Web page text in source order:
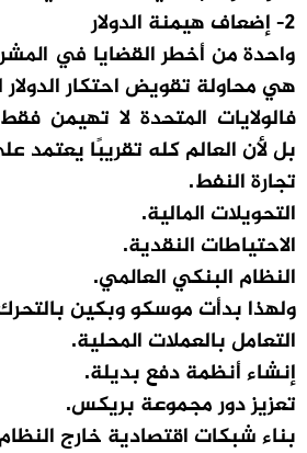
2- إضعاف هيمنة الدولار
واحدة من أخطر القضايا في
هي محاولة تقويض احتكار الدولار
فالولايات المتحدة لا تهيمن
بل لأن العالم كله تقريبًا يعتمد
تجارة النفط.
التحويلات المالية.
الاحتياطات النقدية.
النظام البنكي العالمي.
ولهذا بدأت موسكو وبكين
التعامل بالعملات المحلية.
إنشاء أنظمة دفع بديلة.
تعزيز دور مجموعة بريكس.
بناء شبكات اقتصادية خارج